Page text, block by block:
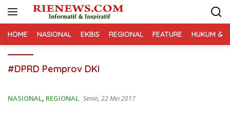
HOME NASIONAL EKBIS REGIONAL FEATURE HUKUM &
#DPRD Pemprov DKI
NASIONAL, REGIONAL Senin, 22 Mei 2017